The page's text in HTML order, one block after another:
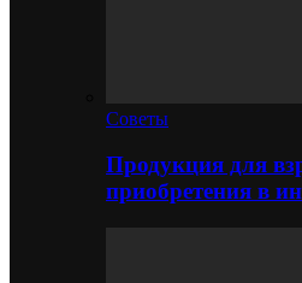
Советы
Продукция для
приобретения в